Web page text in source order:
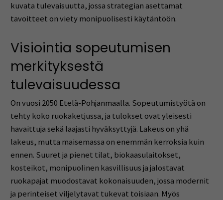
kuvata tulevaisuutta, jossa strategian asettamat
tavoitteet on viety monipuolisesti käytäntöön.
Visiointia sopeutumisen
merkityksestä
tulevaisuudessa
On vuosi 2050 Etelä-Pohjanmaalla. Sopeutumistyötä on
tehty koko ruokaketjussa, ja tulokset ovat yleisesti
havaittuja sekä laajasti hyväksyttyjä. Lakeus on yhä
lakeus, mutta maisemassa on enemmän kerroksia kuin
ennen. Suuret ja pienet tilat, biokaasulaitokset,
kosteikot, monipuolinen kasvillisuus ja jalostavat
ruokapajat muodostavat kokonaisuuden, jossa modernit
ja perinteiset viljelytavat tukevat toisiaan. Myös